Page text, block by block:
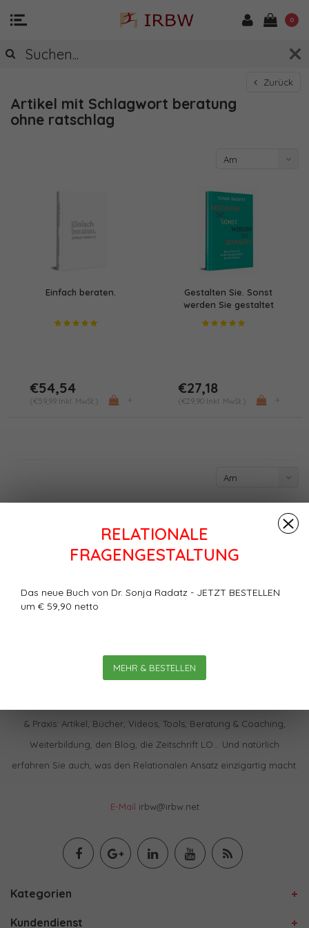
RELATIONALE
FRAGENGESTALTUNG
Das neue Buch von Dr. Sonja Radatz - JETZT BESTELLEN
um € 59,90 netto
MEHR & BESTELLEN
0
Zurück
Artikel mit Schlagwort beratung
ohne ratschlag
Am
angesehen
Einfach beraten.
€54,54
(€59,99 Inkl. MwSt.) +
Gestalten Sie. Sonst
werden Sie gestaltet
€27,18
(€29,90 Inkl. MwSt.) +
Am
& Praxis: Artikel, Bücher, Videos, Tools, Beratung & Coaching,
Weiterbildung, den Blog, die Zeitschrift LO… Und natürlich
erfahren Sie auch, was den Relationalen Ansatz einzigartig macht.
E-Mail irbw@irbw.net
Kategorien
Kundendienst